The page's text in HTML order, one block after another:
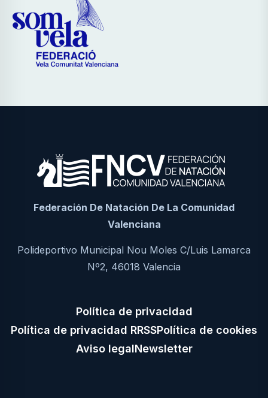
Federación De Natación De La Comunidad
Valenciana
Polideportivo Municipal Nou Moles C/Luis Lamarca
Nº2, 46018 Valencia
Política de privacidad
Política de privacidad RRSSPolítica de cookies
Aviso legalNewsletter